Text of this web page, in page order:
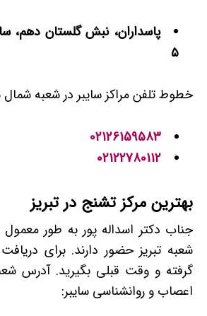
پاسداران، نبش گلستان دهم،
۵
خطوط تلفن مراکز سایبر در شعبه
02126159583
02122780112
بهترین مرکز تشنج در تبریز
جناب دکتر اسداله پور به طور
شعبه تبریز حضور دارند. برای
گرفته و وقت قبلی بگیرید. آدرس
اعصاب و روانشناسی سایبر: